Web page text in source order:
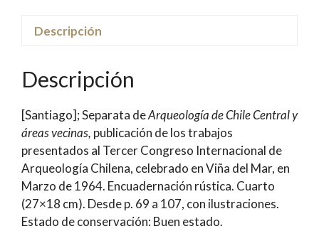
de
Costa
Central
de
Chile
|
Dr.
Bernardo
Descripción
Descripción
[Santiago]; Separata deArqueología de Chile Central y
áreas vecinas, publicación de los trabajos
presentados al Tercer Congreso Internacional de
Arqueología Chilena, celebrado en Viña del Mar, en
Marzo de 1964. Encuadernación rústica. Cuarto
(27×18 cm). Desde p. 69 a 107, con ilustraciones.
Estado de conservación: Buen estado.